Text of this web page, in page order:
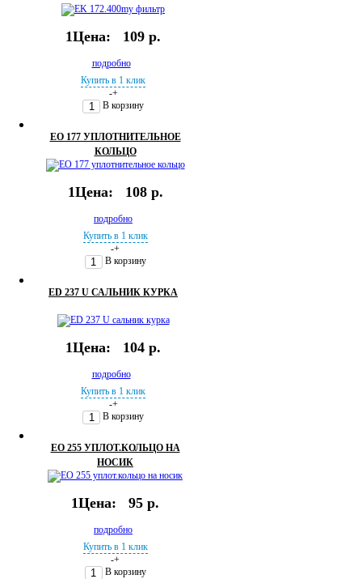
1Цена: 109 р.
подробно
Купить в 1 клик
-+
В корзину
EO 177 УПЛОТНИТЕЛЬНОЕ
КОЛЬЦО
1Цена: 108 р.
подробно
Купить в 1 клик
-+
В корзину
ED 237 U САЛЬНИК КУРКА
1Цена: 104 р.
подробно
Купить в 1 клик
-+
В корзину
EO 255 УПЛОТ.КОЛЬЦО НА
НОСИК
1Цена: 95 р.
подробно
Купить в 1 клик
-+
В корзину